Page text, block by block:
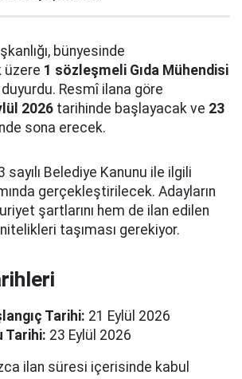
bünyesinde
üzere 1 sözleşmeli Gıda Mühendisi
duyurdu. Resmî ilana göre
2026 tarihinde başlayacak ve 23
sona erecek.
sayılı Belediye Kanunu ile ilgili
gerçekleştirilecek. Adayların
şartlarını hem de ilan edilen
taşıması gerekiyor.
Tarihi: 21 Eylül 2026
Tarihi: 23 Eylül 2026
ilan süresi içerisinde kabul